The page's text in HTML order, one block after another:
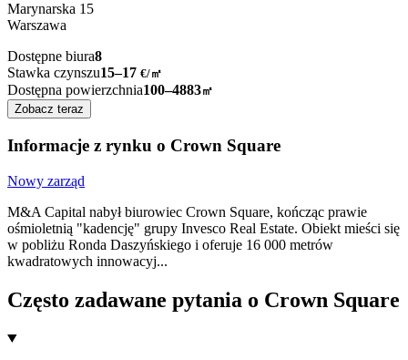
Marynarska 15
Warszawa
Dostępne biura8
Stawka czynszu15–17 €/㎡
Dostępna powierzchnia100–4883㎡
Zobacz teraz
Informacje z rynku o Crown Square
Nowy zarząd
M&A Capital nabył biurowiec Crown Square, kończąc prawie
ośmioletnią "kadencję" grupy Invesco Real Estate. Obiekt mieści się
w pobliżu Ronda Daszyńskiego i oferuje 16 000 metrów
kwadratowych innowacyj...
Często zadawane pytania o Crown Square